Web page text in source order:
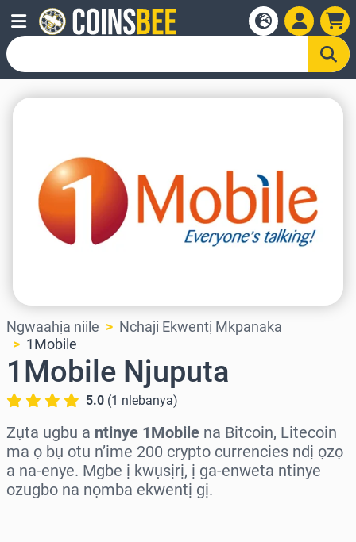
Ngwaahịa niile
Nchaji Ekwentị Mkpanaka
1Mobile
1Mobile Njuputa
5.0 (1 nlebanya)
Zụta ugbu a ntinye 1Mobile na Bitcoin, Litecoin
ma ọ bụ otu n’ime 200 crypto currencies ndị ọzọ
a na-enye. Mgbe ị kwụsịrị, ị ga-enweta ntinye
ozugbo na nọmba ekwentị gị.